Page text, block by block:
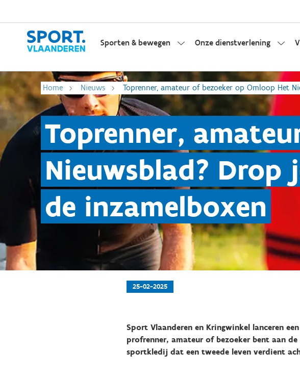
Sporten & bewegen Onze dienstverlening
Home Nieuws Toprenner, amateur of bezoeker op Omloop Het
Toprenner,
Nieuwsblad?
de inzamelboxen
25-02-2025
Sport Vlaanderen en Kringwinkel lanceren
profrenner, amateur of bezoeker bent aan
sportkledij dat een tweede leven verdient